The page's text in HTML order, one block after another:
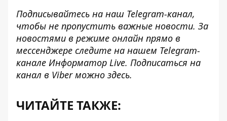
Подписывайтесь на наш Telegram-канал,
чтобы не пропустить важные новости. За
новостями в режиме онлайн прямо в
мессенджере следите на нашем Telegram-
канале Информатор Live. Подписаться на
канал в Viber можно здесь.
ЧИТАЙТЕ ТАКЖЕ: